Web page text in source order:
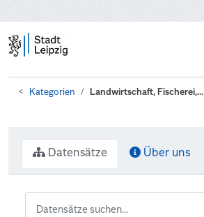
Kategorien Landwirtschaft, Fischerei,...
Datensätze Über uns